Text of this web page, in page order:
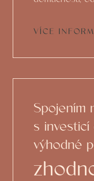
VÍCE
Spojením
s investicí
výhodné